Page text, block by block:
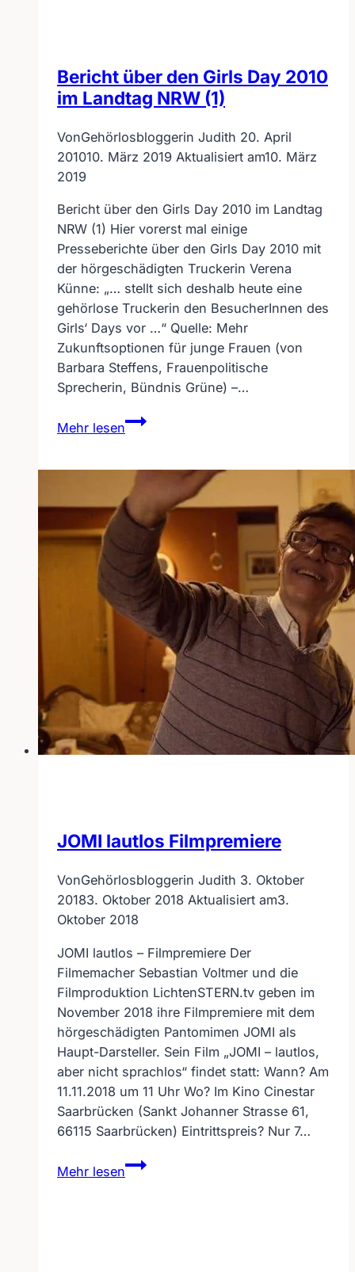
Bericht über den Girls Day 2010
im Landtag NRW (1)
VonGehörlosbloggerin Judith 20. April
201010. März 2019 Aktualisiert am10. März
2019
Bericht über den Girls Day 2010 im Landtag
NRW (1) Hier vorerst mal einige
Presseberichte über den Girls Day 2010 mit
der hörgeschädigten Truckerin Verena
Künne: „… stellt sich deshalb heute eine
gehörlose Truckerin den BesucherInnen des
Girls‘ Days vor …“ Quelle: Mehr
Zukunftsoptionen für junge Frauen (von
Barbara Steffens, Frauenpolitische
Sprecherin, Bündnis Grüne) –…
Mehr lesen
Bericht
über
Girls
Day
2010
Landtag
NRW
(1)
JOMI lautlos Filmpremiere
VonGehörlosbloggerin Judith 3. Oktober
20183. Oktober 2018 Aktualisiert am3.
Oktober 2018
JOMI lautlos – Filmpremiere Der
Filmemacher Sebastian Voltmer und die
Filmproduktion LichtenSTERN.tv geben im
November 2018 ihre Filmpremiere mit dem
hörgeschädigten Pantomimen JOMI als
Haupt-Darsteller. Sein Film „JOMI – lautlos,
aber nicht sprachlos“ findet statt: Wann? Am
11.11.2018 um 11 Uhr Wo? Im Kino Cinestar
Saarbrücken (Sankt Johanner Strasse 61,
66115 Saarbrücken) Eintrittspreis? Nur 7…
Mehr lesen
JOMI
lautlos